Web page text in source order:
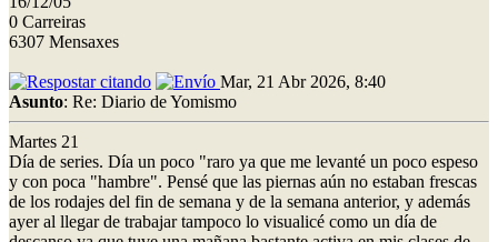
0 Carreiras
6307 Mensaxes
Mar, 21 Abr 2026, 8:40
Asunto: Re: Diario de Yomismo
Martes 21
Día de series. Día un poco "raro ya que me levanté un poco espeso
y con poca "hambre". Pensé que las piernas aún no estaban frescas
de los rodajes del fin de semana y de la semana anterior, y además
ayer al llegar de trabajar tampoco lo visualicé como un día de